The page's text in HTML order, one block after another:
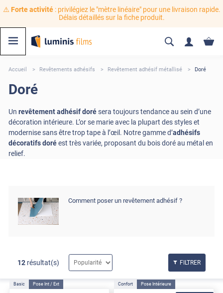
⚠️ Forte activité: privilégiez le "mètre linéaire" pour une livraison rapide.
Délais détaillés sur la fiche produit.
Accueil Revêtements adhésifs Revêtement adhésif métallisé Doré
Doré
Un revêtement adhésif dorésera toujours tendance au sein d’une
décoration intérieure. L’or se marie avec la plupart des styles et
modernise sans être trop tape à l’œil. Notre gamme d’adhésifs
décoratifs doréest très variée, proposant du bois doré au métal en
relief.
Comment poser un revêtement adhésif ?
12 résultat(s) FILTRER
Basic Pose Int / Ext Confort Pose Intérieure